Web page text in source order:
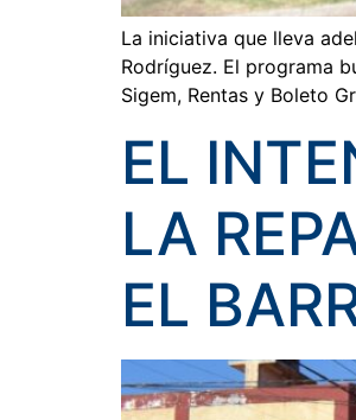
La iniciativa que lleva
Rodríguez. El programa
Sigem, Rentas y Boleto
EL
LA
EL